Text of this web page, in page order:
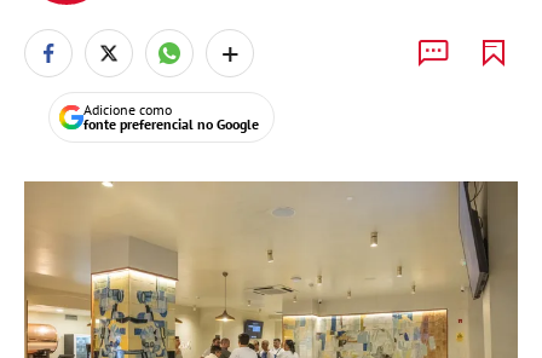
+
Adicione como
fonte preferencial no Google